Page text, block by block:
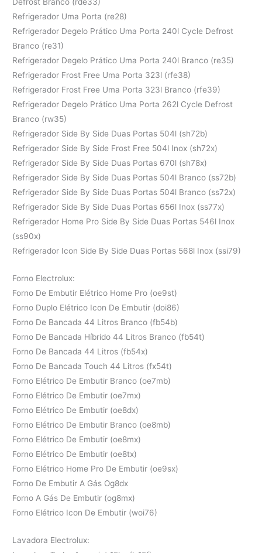
Refrigerador Uma Porta (re28)
Refrigerador Degelo Prático Uma Porta 240l Cycle Defrost
Branco (re31)
Refrigerador Degelo Prático Uma Porta 240l Branco (re35)
Refrigerador Frost Free Uma Porta 323l (rfe38)
Refrigerador Frost Free Uma Porta 323l Branco (rfe39)
Refrigerador Degelo Prático Uma Porta 262l Cycle Defrost
Branco (rw35)
Refrigerador Side By Side Duas Portas 504l (sh72b)
Refrigerador Side By Side Frost Free 504l Inox (sh72x)
Refrigerador Side By Side Duas Portas 670l (sh78x)
Refrigerador Side By Side Duas Portas 504l Branco (ss72b)
Refrigerador Side By Side Duas Portas 504l Branco (ss72x)
Refrigerador Side By Side Duas Portas 656l Inox (ss77x)
Refrigerador Home Pro Side By Side Duas Portas 546l Inox
(ss90x)
Refrigerador Icon Side By Side Duas Portas 568l Inox (ssi79)
Forno Electrolux:
Forno De Embutir Elétrico Home Pro (oe9st)
Forno Duplo Elétrico Icon De Embutir (doi86)
Forno De Bancada 44 Litros Branco (fb54b)
Forno De Bancada Híbrido 44 Litros Branco (fb54t)
Forno De Bancada 44 Litros (fb54x)
Forno De Bancada Touch 44 Litros (fx54t)
Forno Elétrico De Embutir Branco (oe7mb)
Forno Elétrico De Embutir (oe7mx)
Forno Elétrico De Embutir (oe8dx)
Forno Elétrico De Embutir Branco (oe8mb)
Forno Elétrico De Embutir (oe8mx)
Forno Elétrico De Embutir (oe8tx)
Forno Elétrico Home Pro De Embutir (oe9sx)
Forno De Embutir A Gás Og8dx
Forno A Gás De Embutir (og8mx)
Forno Elétrico Icon De Embutir (woi76)
Lavadora Electrolux: